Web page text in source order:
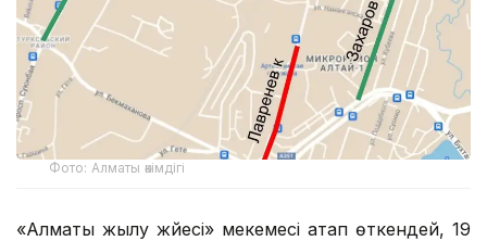
Фото: Алматы әкімдігі
«Алматы жылу жүйесі» мекемесі атап өткендей, 19